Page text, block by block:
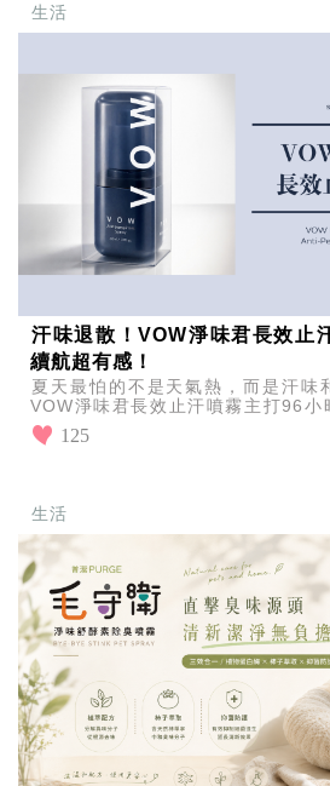
生活
汗味退散！VOW淨味君長效止
續航超有感！
夏天最怕的不是天氣熱，而是汗味
VOW淨味君長效止汗噴霧主打96小
肌膚乾爽舒適、不黏不悶，讓你從
態！
125
生活